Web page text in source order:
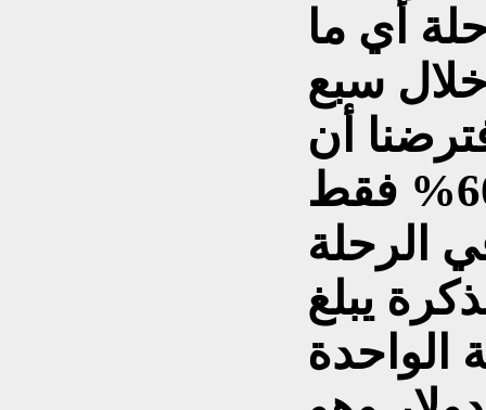
نحو 576 رحلة أي ما
رحلة خلال سبع
أن
معدل الامتلاء لا يتجاوز 60% فقط
في الرحلة
يبلغ
الواحدة